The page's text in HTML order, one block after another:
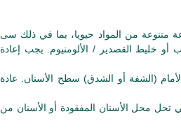
متنوعة من المواد حيويا، بما في ذلك سی
خليط القصدير / الألومنيوم. يجب إعادة
(الشفة أو الشدق) سطح الأسنان. عادة
تحل محل الأسنان المفقودة أو الأسنان من